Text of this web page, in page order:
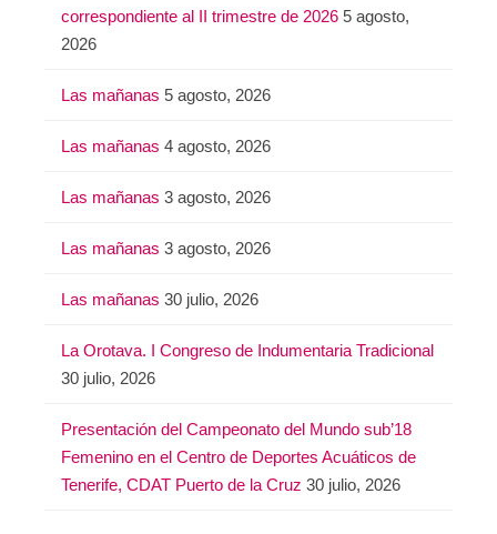
correspondiente al II trimestre de 2026 5 agosto,
2026
Las mañanas 5 agosto, 2026
Las mañanas 4 agosto, 2026
Las mañanas 3 agosto, 2026
Las mañanas 3 agosto, 2026
Las mañanas 30 julio, 2026
La Orotava. I Congreso de Indumentaria Tradicional
30 julio, 2026
Presentación del Campeonato del Mundo sub’18
Femenino en el Centro de Deportes Acuáticos de
Tenerife, CDAT Puerto de la Cruz 30 julio, 2026